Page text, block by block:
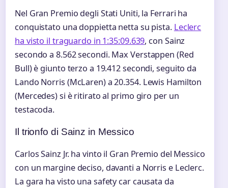
Nel Gran Premio degli Stati Uniti, la Ferrari ha
conquistato una doppietta netta su pista. Leclerc
ha visto il traguardo in 1:35:09.639, con Sainz
secondo a 8.562 secondi. Max Verstappen (Red
Bull) è giunto terzo a 19.412 secondi, seguito da
Lando Norris (McLaren) a 20.354. Lewis Hamilton
(Mercedes) si è ritirato al primo giro per un
testacoda.
Il trionfo di Sainz in Messico
Carlos Sainz Jr. ha vinto il Gran Premio del Messico
con un margine deciso, davanti a Norris e Leclerc.
La gara ha visto una safety car causata da